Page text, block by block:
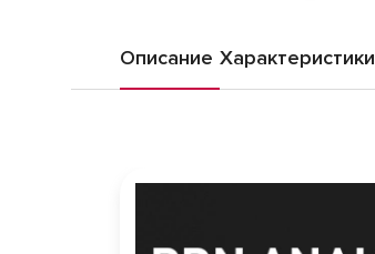
Описание Характеристики